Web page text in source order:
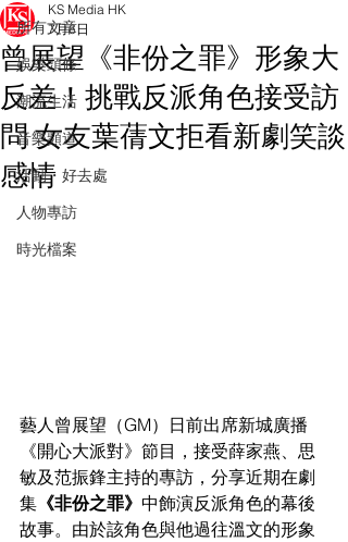
所有文章
娛樂頭條
潮流生活
音樂頻道
活動・好去處
人物專訪
時光檔案
曾展望《非份之罪》形象大
反差！挑戰反派角色接受訪
問 女友葉蒨文拒看新劇笑談
感情
KS Media HK
7月6日
藝人曾展望（GM）日前出席新城廣播
《開心大派對》節目，接受薛家燕、思
敏及范振鋒主持的專訪，分享近期在劇
集 《非份之罪》 中飾演反派角色的幕後
故事。由於該角色與他過往溫文的形象